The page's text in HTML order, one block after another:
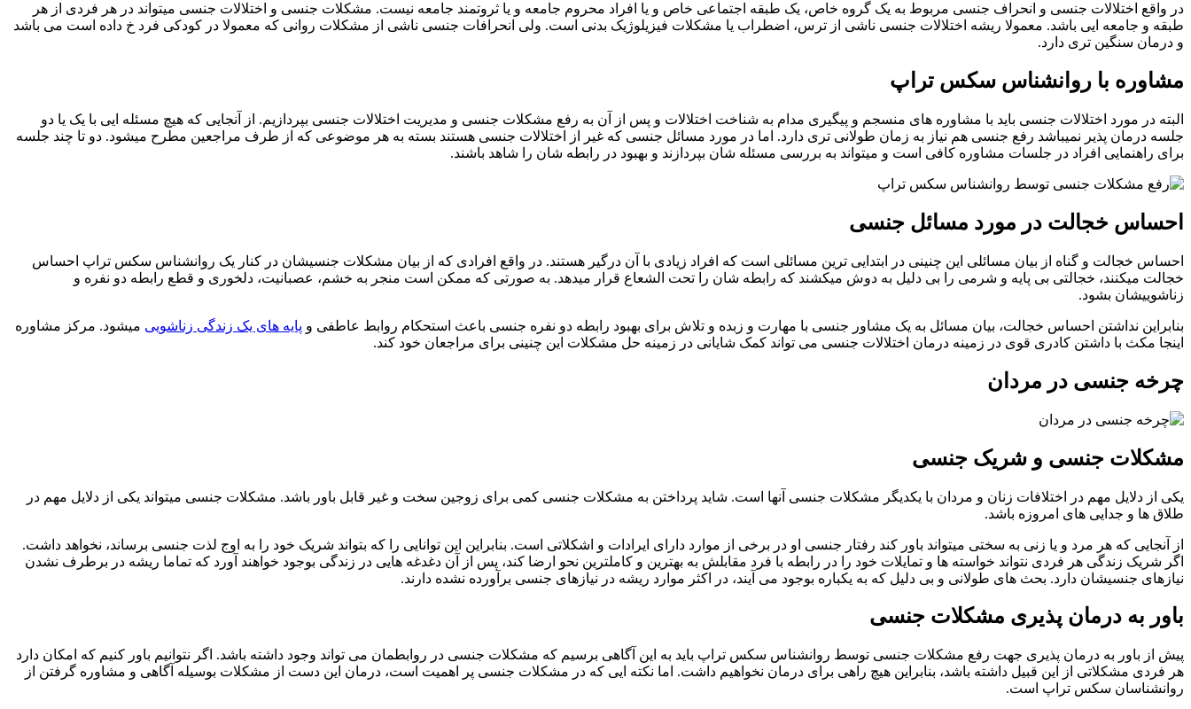
در واقع اختلالات جنسی و انحراف جنسی مربوط به یک گروه خاص، یک طبقه اجتماعی خاص و یا افراد محروم جامعه و یا ثروتمند جامعه نیست. مشکلات جنسی و اختلالات جنسی میتواند در هر فردی از هر
طبقه و جامعه ایی باشد. معمولا ریشه اختلالات جنسی ناشی از ترس، اضطراب یا مشکلات فیزیلوژیک بدنی است. ولی انحرافات جنسی ناشی از مشکلات روانی که معمولا در کودکی فرد خ داده است می باشد
و درمان سنگین تری دارد.
مشاوره با روانشناس سکس تراپ
البته در مورد اختلالات جنسی باید با مشاوره های منسجم و پیگیری مدام به شناخت اختلالات و پس از آن به رفع مشکلات جنسی و مدیریت اختلالات جنسی بپردازیم. از آنجایی که هیچ مسئله ایی با یک یا دو
جلسه درمان پذیر نمیباشد رفع جنسی هم نیاز به زمان طولانی تری دارد. اما در مورد مسائل جنسی که غیر از اختلالات جنسی هستند بسته به هر موضوعی که از طرف مراجعین مطرح میشود. دو تا چند جلسه
برای راهنمایی افراد در جلسات مشاوره کافی است و میتواند به بررسی مسئله شان بپردازند و بهبود در رابطه شان را شاهد باشند.
احساس خجالت در مورد مسائل جنسی
احساس خجالت و گناه از بیان مسائلی این چنینی در ابتدایی ترین مسائلی است که افراد زیادی با آن درگیر هستند. در واقع افرادی که از بیان مشکلات جنسیشان در کنار یک روانشناس سکس تراپ احساس
خجالت میکنند، خجالتی بی پایه و شرمی را بی دلیل به دوش میکشند که رابطه شان را تحت الشعاع قرار میدهد. به صورتی که ممکن است منجر به خشم، عصبانیت، دلخوری و قطع رابطه دو نفره و
زناشوییشان بشود.
بنابراین نداشتن احساس خجالت، بیان مسائل به یک مشاور جنسی با مهارت و زبده و تلاش برای بهبود رابطه دو نفره جنسی باعث استحکام روابط عاطفی و پایه های یک زندگی زناشویی میشود. مرکز مشاوره
اینجا مکث با داشتن کادری قوی در زمینه درمان اختلالات جنسی می تواند کمک شایانی در زمینه حل مشکلات این چنینی برای مراجعان خود کند.
چرخه جنسی در مردان
مشکلات جنسی و شریک جنسی
یکی از دلایل مهم در اختلافات زنان و مردان با یکدیگر مشکلات جنسی آنها است. شاید پرداختن به مشکلات جنسی کمی برای زوجین سخت و غیر قابل باور باشد. مشکلات جنسی میتواند یکی از دلایل مهم در
طلاق ها و جدایی های امروزه باشد.
از آنجایی که هر مرد و یا زنی به سختی میتواند باور کند رفتار جنسی او در برخی از موارد دارای ایرادات و اشکلاتی است. بنابراین این توانایی را که بتواند شریک خود را به اوج لذت جنسی برساند، نخواهد داشت.
اگر شریک زندگی هر فردی نتواند خواسته ها و تمایلات خود را در رابطه با فرد مقابلش به بهترین و کاملترین نحو ارضا کند، پس از آن دغدغه هایی در زندگی بوجود خواهند آورد که تماما ریشه در برطرف نشدن
نیازهای جنسیشان دارد. بحث های طولانی و بی دلیل که به یکباره بوجود می آیند، در اکثر موارد ریشه در نیازهای جنسی برآورده نشده دارند.
باور به درمان پذیری مشکلات جنسی
پیش از باور به درمان پذیری جهت رفع مشکلات جنسی توسط روانشناس سکس تراپ باید به این آگاهی برسیم که مشکلات جنسی در روابطمان می تواند وجود داشته باشد. اگر نتوانیم باور کنیم که امکان دارد
هر فردی مشکلاتی از این قبیل داشته باشد، بنابراین هیچ راهی برای درمان نخواهیم داشت. اما نکته ایی که در مشکلات جنسی پر اهمیت است، درمان این دست از مشکلات بوسیله آگاهی و مشاوره گرفتن از
روانشناسان سکس تراپ است.